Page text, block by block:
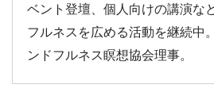
ベント登壇、個人向けの講演な
フルネスを広める活動を継続中
ンドフルネス瞑想協会理事。